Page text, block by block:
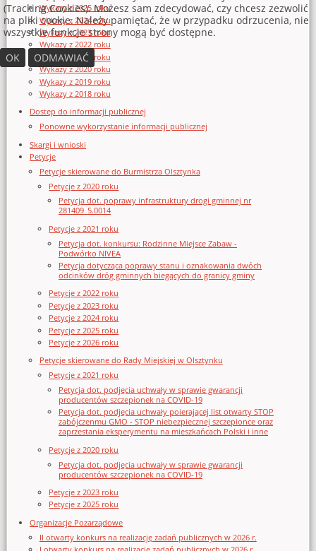
Wykazy z 2025 roku
Wykazy z 2024 roku
Wykazy z 2023 roku
Wykazy z 2022 roku
Wykazy z 2021 roku
Wykazy z 2020 roku
Wykazy z 2019 roku
Wykazy z 2018 roku
Dostęp do informacji publicznej
Ponowne wykorzystanie informacji publicznej
Skargi i wnioski
Petycje
Petycje skierowane do Burmistrza Olsztynka
Petycje z 2020 roku
Petycja dot. poprawy infrastruktury drogi gminnej nr
281409_5.0014
Petycje z 2021 roku
Petycja dot. konkursu: Rodzinne Miejsce Zabaw -
Podwórko NIVEA
Petycja dotycząca poprawy stanu i oznakowania dwóch
odcinków dróg gminnych biegących do granicy gminy
Petycje z 2022 roku
Petycje z 2023 roku
Petycje z 2024 roku
Petycje z 2025 roku
Petycje z 2026 roku
Petycje skierowane do Rady Miejskiej w Olsztynku
Petycje z 2021 roku
Petycja dot. podjęcia uchwały w sprawie gwarancji
producentów szczepionek na COVID-19
Petycja dot. podjęcia uchwały poierającej list otwarty STOP
zabójczenmu GMO - STOP niebezpiecznej szczepionce oraz
zaprzestania eksperymentu na mieszkańcach Polski i inne
Petycje z 2020 roku
Petycja dot. podjęcia uchwały w sprawie gwarancji
producentów szczepionek na COVID-19
Petycje z 2023 roku
Petycje z 2025 roku
Organizacje Pozarządowe
II otwarty konkurs na realizację zadań publicznych w 2026 r.
(Tracking Cookies). Możesz sam zdecydować, czy chcesz zezwolić
na pliki cookie. Należy pamiętać, że w przypadku odrzucenia, nie
wszystkie funkcje strony mogą być dostępne.
OK
ODMAWIAĆ